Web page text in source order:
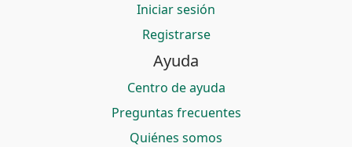
Iniciar sesión
Registrarse
Ayuda
Centro de ayuda
Preguntas frecuentes
Quiénes somos